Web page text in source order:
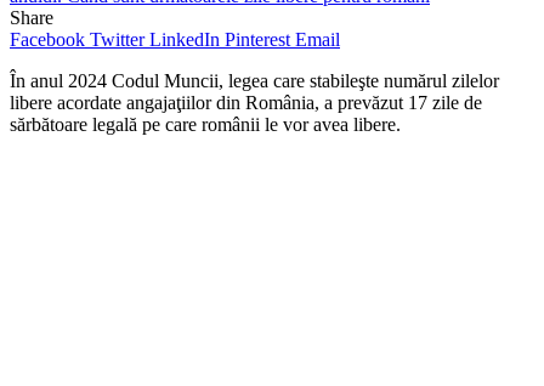
Share
Facebook Twitter LinkedIn Pinterest Email
În anul 2024 Codul Muncii, legea care stabileşte numărul zilelor
libere acordate angajaţiilor din România, a prevăzut 17 zile de
sărbătoare legală pe care românii le vor avea libere.